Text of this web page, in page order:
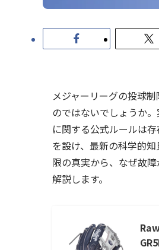
メジャーリーグの投球
のではないでしょうか
に関する公式ルールは
を設け、最新の科学的
限の真実から、なぜ故
解説します。